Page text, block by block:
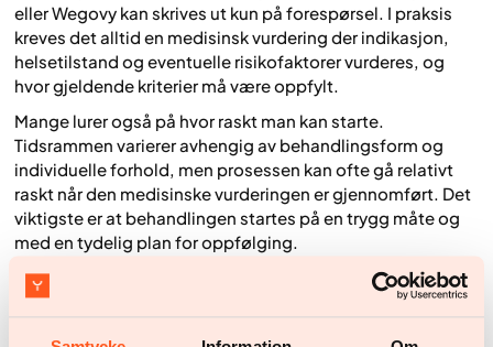
eller Wegovy kan skrives ut kun på forespørsel. I praksis
kreves det alltid en medisinsk vurdering der indikasjon,
helsetilstand og eventuelle risikofaktorer vurderes, og
hvor gjeldende kriterier må være oppfylt.
Mange lurer også på hvor raskt man kan starte.
Tidsrammen varierer avhengig av behandlingsform og
individuelle forhold, men prosessen kan ofte gå relativt
raskt når den medisinske vurderingen er gjennomført. Det
viktigste er at behandlingen startes på en trygg måte og
med en tydelig plan for oppfølging.
Hvordan Yazen kan hjelpe
Mange opplever at den største forskjellen ikke bare er å få